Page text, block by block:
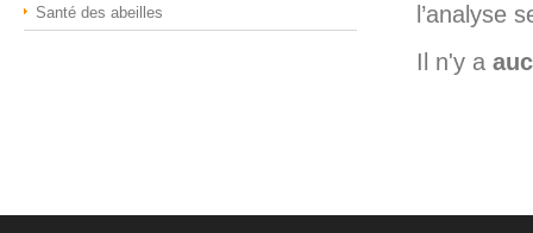
l’analyse
Il n'y a
Santé des abeilles